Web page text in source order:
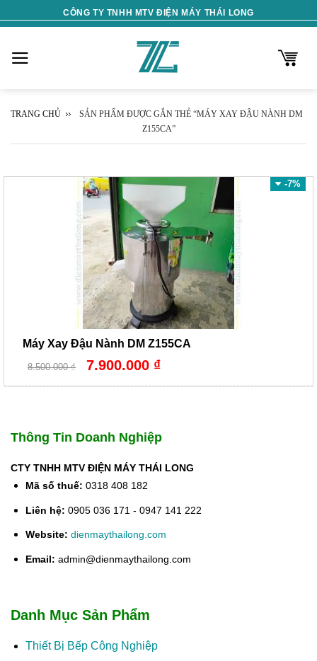
to
CÔNG TY TNHH MTV ĐIỆN MÁY THÁI LONG
TRANG CHỦ
SẢN PHẨM ĐƯỢC GẮN THẺ “MÁY XAY ĐẬU NÀNH DM
Z155CA”
-7%
Máy Xay Đậu Nành DM Z155CA
8.500.000₫
Giá
gốc
8.500.000 ₫.
7.900.000 ₫Giá
hiện
là:
Thông Tin Doanh Nghiệp
CTY TNHH MTV ĐIỆN MÁY THÁI LONG
Mã số thuế: 0318 408 182
Liên hệ: 0905 036 171 - 0947 141 222
Website: dienmaythailong.com
Email: admin@dienmaythailong.com
Danh Mục Sản Phẩm
Thiết Bị Bếp Công Nghiệp